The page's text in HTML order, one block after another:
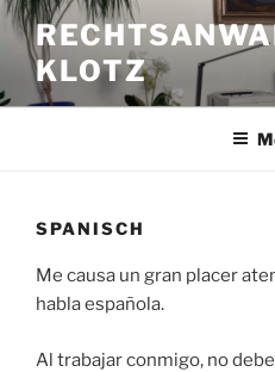
Zum
Inhalt
springenKLOTZ
SPANISCH
Me causa un gran placer
habla española.
Al trabajar conmigo, no